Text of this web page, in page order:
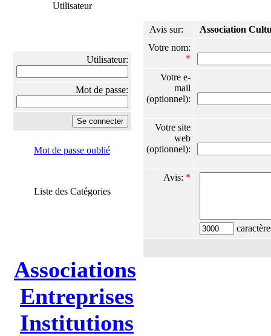
Utilisateur
Utilisateur:
Mot de passe:
Mot de passe oublié
Liste des Catégories
Associations
Entreprises
Institutions
Avis sur:
Association
Votre nom:
*
Votre e-
mail
(optionnel):
Votre site
web
(optionnel):
Avis: *